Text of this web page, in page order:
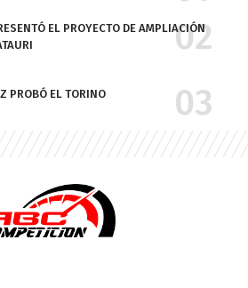
EL PROYECTO DE AMPLIACIÓN
PROBÓ EL TORINO